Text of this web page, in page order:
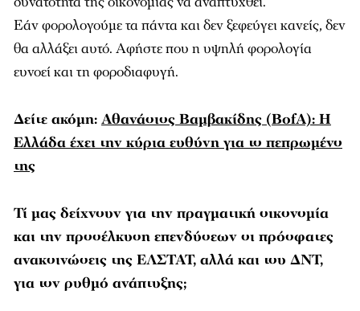
θα αλλάξει αυτό. Αφήστε που η υψηλή φορολογία
ευνοεί και τη φοροδιαφυγή.
Δείτε ακόμη:Αθανάσιος Βαμβακίδης (BofA): Η
της
Τί μας δείχνουν για την πραγματική οικονομία
ανακοινώσεις της ΕΛΣΤΑΤ, αλλά και του ΔΝΤ,
για τον ρυθμό ανάπτυξης;
Οι ρυθμοί ανάπτυξης αναθεωρήθηκαν προς τα κάτω.